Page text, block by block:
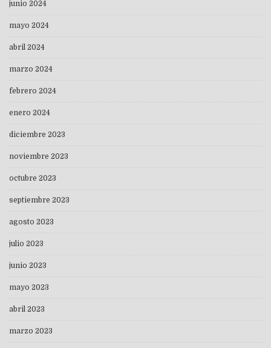
junio 2024
mayo 2024
abril 2024
marzo 2024
febrero 2024
enero 2024
diciembre 2023
noviembre 2023
octubre 2023
septiembre 2023
agosto 2023
julio 2023
junio 2023
mayo 2023
abril 2023
marzo 2023